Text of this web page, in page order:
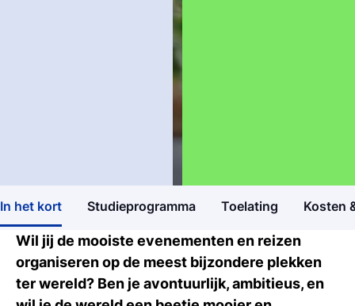
In het kort Studieprogramma Toelating Kosten
Open dagen
Ontdek Tio's opleidingen op de open dag
Meelopen/Proefstuderen
Ontdek hoe het is om student bij Tio te
Wil jij de mooiste evenementen en reizen
organiseren op de meest bijzondere plekken
ter wereld? Ben je avontuurlijk, ambitieus, en